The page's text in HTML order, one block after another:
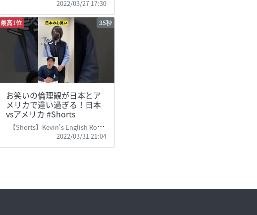
2022/03/27 17:30
最高1位 35秒
お笑いの倫理観が日本とア
メリカで違い過ぎる！日本
vsアメリカ #Shorts
【Shorts】Kevin's English Room
2022/03/31 21:04